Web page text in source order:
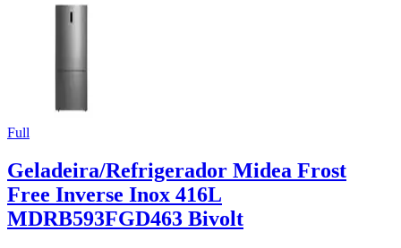
Full
Geladeira/Refrigerador Midea Frost
Free Inverse Inox 416L
MDRB593FGD463 Bivolt